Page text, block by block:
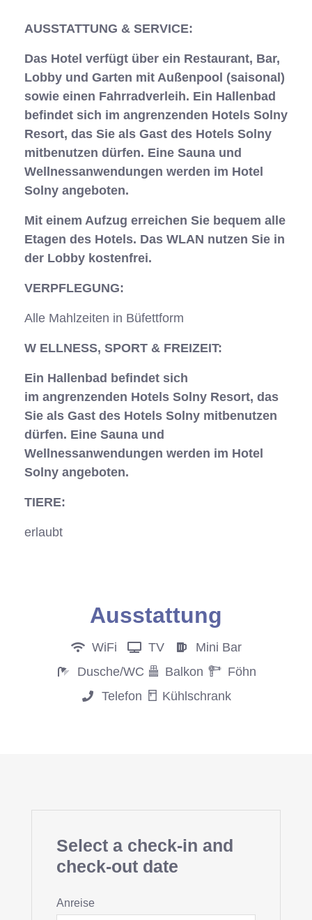
AUSSTATTUNG & SERVICE:
Das Hotel verfügt über ein Restaurant, Bar,
Lobby und Garten mit Außenpool (saisonal)
sowie einen Fahrradverleih. Ein Hallenbad
befindet sich im angrenzenden Hotels Solny
Resort, das Sie als Gast des Hotels Solny
mitbenutzen dürfen. Eine Sauna und
Wellnessanwendungen werden im Hotel
Solny angeboten.
Mit einem Aufzug erreichen Sie bequem alle
Etagen des Hotels. Das WLAN nutzen Sie in
der Lobby kostenfrei.
VERPFLEGUNG:
Alle Mahlzeiten in Büfettform
W ELLNESS, SPORT & FREIZEIT:
Ein Hallenbad befindet sich
im angrenzenden Hotels Solny Resort, das
Sie als Gast des Hotels Solny mitbenutzen
dürfen. Eine Sauna und
Wellnessanwendungen werden im Hotel
Solny angeboten.
TIERE:
erlaubt
Ausstattung
WiFi TV
Mini Bar
Dusche/WC
Balkon
Föhn
Telefon
Kühlschrank
Select a check-in and
check-out date
Anreise